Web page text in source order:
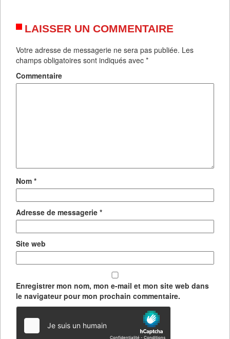
LAISSER UN COMMENTAIRE
Votre adresse de messagerie ne sera pas publiée. Les
champs obligatoires sont indiqués avec *
Commentaire
Nom *
Adresse de messagerie *
Site web
Enregistrer mon nom, mon e-mail et mon site web dans
le navigateur pour mon prochain commentaire.